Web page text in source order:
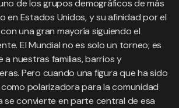
de los grupos demográficos de más
en Estados Unidos, y su afinidad por el
una gran mayoría siguiendo el
El Mundial no es solo un torneo; es
a nuestras familias, barrios y
Pero cuando una figura que ha sido
polarizadora para la comunidad
se convierte en parte central de esa